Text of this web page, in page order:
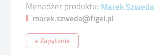
Menadżer produktu: Marek Szweda
marek.szweda@figel.pl
+ Zapytanie